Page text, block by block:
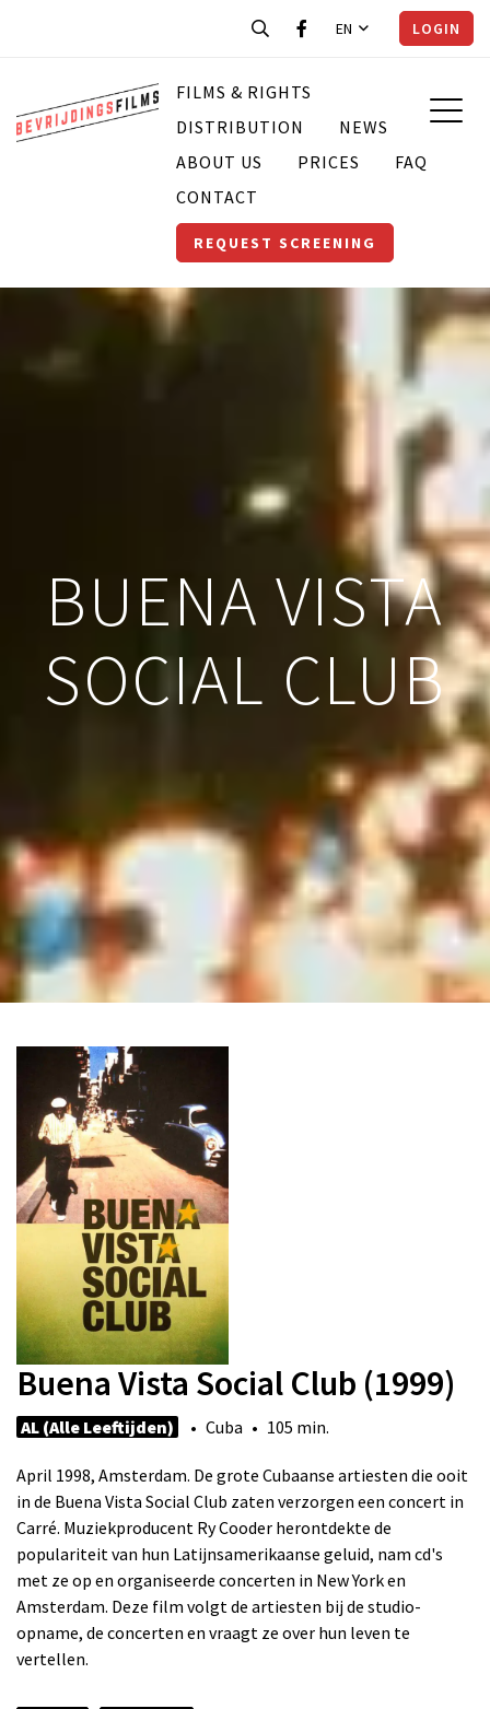
EN LOGIN
FILMS & RIGHTS
DISTRIBUTION
NEWS
ABOUT US
PRICES
FAQ
CONTACT
REQUEST SCREENING
BUENA VISTA
SOCIAL CLUB
Buena Vista Social Club (1999)
AL (Alle Leeftijden) • Cuba • 105 min.
April 1998, Amsterdam. De grote Cubaanse artiesten die ooit
in de Buena Vista Social Club zaten verzorgen een concert in
Carré. Muziekproducent Ry Cooder herontdekte de
populariteit van hun Latijnsamerikaanse geluid, nam cd's
met ze op en organiseerde concerten in New York en
Amsterdam. Deze film volgt de artiesten bij de studio-
opname, de concerten en vraagt ze over hun leven te
vertellen.